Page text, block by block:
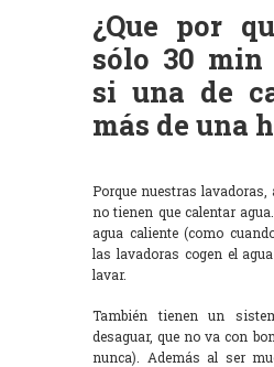
¿Que por
sólo 30 min
si una de
más de una
Porque nuestras lavadoras,
no tienen que calentar
agua caliente (como
las lavadoras cogen el
lavar.
También tienen un
desaguar, que no va con
nunca). Además al ser